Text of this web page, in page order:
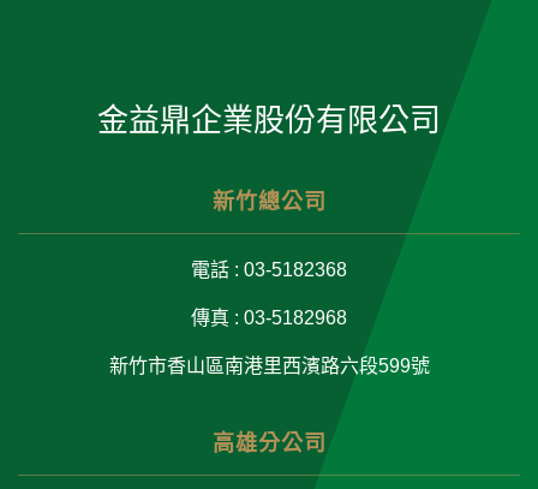
金益鼎企業股份有限公司
新竹總公司
電話 : 03-5182368
傳真 : 03-5182968
新竹市香山區南港里西濱路六段599號
高雄分公司